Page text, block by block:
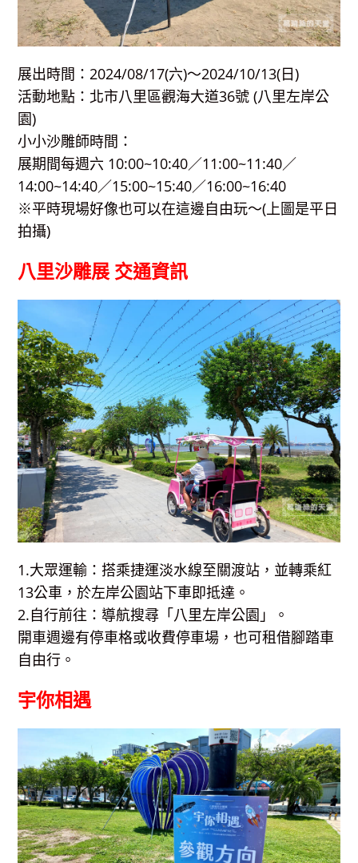
展出時間：2024/08/17(六)～2024/10/13(日)
活動地點：北市八里區觀海大道36號 (八里左岸公
園)
小小沙雕師時間：
展期間每週六 10:00~10:40／11:00~11:40／
14:00~14:40／15:00~15:40／16:00~16:40
※平時現場好像也可以在這邊自由玩～(上圖是平日
拍攝)
八里沙雕展 交通資訊
1.大眾運輸：搭乘捷運淡水線至關渡站，並轉乘紅
13公車，於左岸公園站下車即抵達。
2.自行前往：導航搜尋「八里左岸公園」。
開車週邊有停車格或收費停車場，也可租借腳踏車
自由行。
宇你相遇